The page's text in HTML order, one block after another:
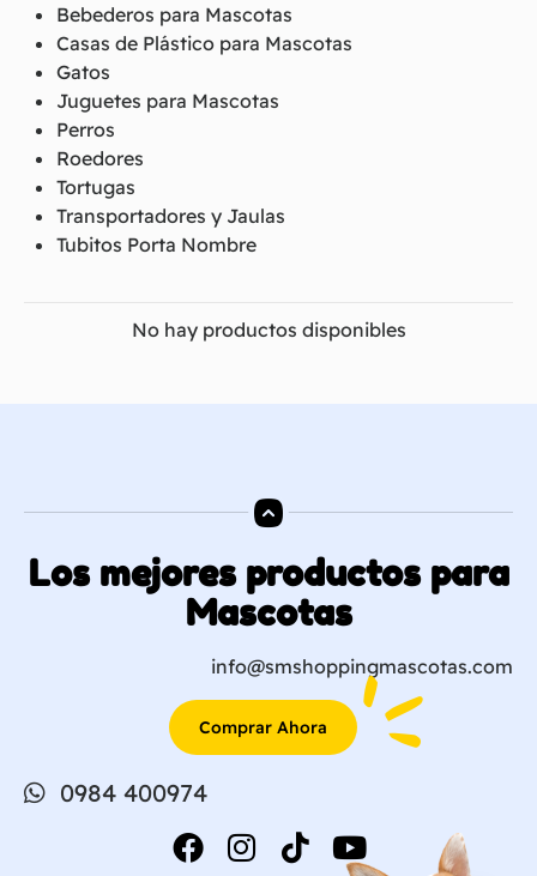
Bebederos para Mascotas
Casas de Plástico para Mascotas
Gatos
Juguetes para Mascotas
Perros
Roedores
Tortugas
Transportadores y Jaulas
Tubitos Porta Nombre
No hay productos disponibles
Los mejores productos para
Mascotas
info@smshoppingmascotas.com
Comprar Ahora
0984 400974